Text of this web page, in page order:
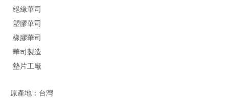
絕緣華司
塑膠華司
橡膠華司
華司製造
墊片工廠
原產地：台灣